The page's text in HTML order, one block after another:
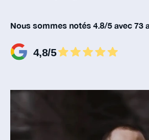
Nous sommes notés 4.8/5 avec 73